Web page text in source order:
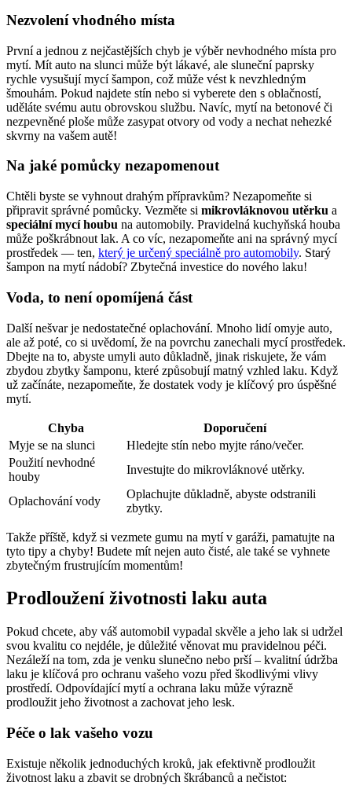
Nezvolení vhodného místa
První a jednou z nejčastějších chyb je výběr nevhodného místa pro
mytí. Mít auto na slunci může být lákavé, ale sluneční paprsky
rychle vysušují mycí šampon, což může vést k nevzhledným
šmouhám. Pokud najdete stín nebo si vyberete den s oblačností,
uděláte svému autu obrovskou službu. Navíc, mytí na betonové či
nezpevněné ploše může zasypat otvory od vody a nechat nehezké
skvrny na vašem autě!
Na jaké pomůcky nezapomenout
Chtěli byste se vyhnout drahým přípravkům? Nezapomeňte si
připravit správné pomůcky. Vezměte si mikrovláknovou utěrku a
speciální mycí houbu na automobily. Pravidelná kuchyňská houba
může poškrábnout lak. A co víc, nezapomeňte ani na správný mycí
prostředek — ten, který je určený speciálně pro automobily. Starý
šampon na mytí nádobí? Zbytečná investice do nového laku!
Voda, to není opomíjená část
Další nešvar je nedostatečné oplachování. Mnoho lidí omyje auto,
ale až poté, co si uvědomí, že na povrchu zanechali mycí prostředek.
Dbejte na to, abyste umyli auto důkladně, jinak riskujete, že vám
zbydou zbytky šamponu, které způsobují matný vzhled laku. Když
už začínáte, nezapomeňte, že dostatek vody je klíčový pro úspěšné
mytí.
Chyba
Doporučení
Myje se na slunci
Hledejte stín nebo myjte ráno/večer.
Použití nevhodné
houby
Investujte do mikrovláknové utěrky.
Oplachování vody
Oplachujte důkladně, abyste odstranili
zbytky.
Takže příště, když si vezmete gumu na mytí v garáži, pamatujte na
tyto tipy a chyby! Budete mít nejen auto čisté, ale také se vyhnete
zbytečným frustrujícím momentům!
Prodloužení životnosti laku auta
Pokud chcete, aby váš automobil vypadal skvěle a jeho lak si udržel
svou kvalitu co nejdéle, je důležité věnovat mu pravidelnou péči.
Nezáleží na tom, zda je venku slunečno nebo prší – kvalitní údržba
laku je klíčová pro ochranu vašeho vozu před škodlivými vlivy
prostředí. Odpovídající mytí a ochrana laku může výrazně
prodloužit jeho životnost a zachovat jeho lesk.
Péče o lak vašeho vozu
Existuje několik jednoduchých kroků, jak efektivně prodloužit
životnost laku a zbavit se drobných škrábanců a nečistot: